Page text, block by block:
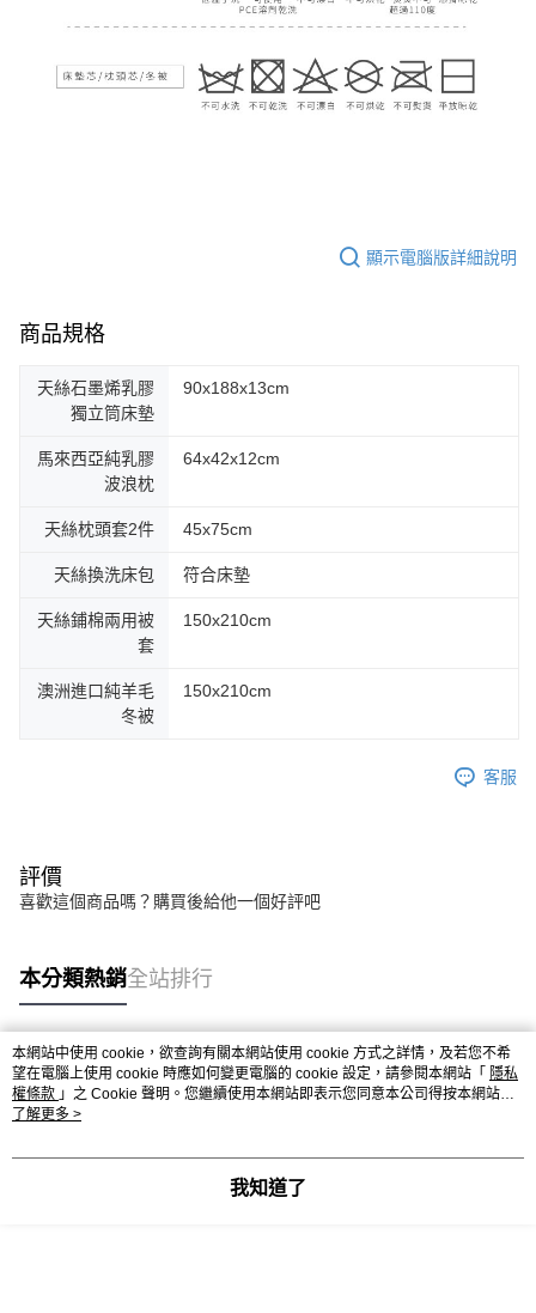
顯示電腦版詳細說明
商品規格
天絲石墨烯乳膠
獨立筒床墊
90x188x13cm
馬來西亞純乳膠
波浪枕
64x42x12cm
天絲枕頭套2件 45x75cm
天絲換洗床包 符合床墊
天絲鋪棉兩用被
套
150x210cm
澳洲進口純羊毛
冬被
150x210cm
客服
評價
喜歡這個商品嗎？購買後給他一個好評吧
本分類熱銷全站排行
熱門標籤
本網站中使用 cookie，欲查詢有關本網站使用 cookie 方式之詳情，及若您不希
望在電腦上使用 cookie 時應如何變更電腦的 cookie 設定，請參閱本網站「 隱私
權條款 」之 Cookie 聲明。您繼續使用本網站即表示您同意本公司得按本網站使
用條款之 Cookie 聲明使用 cookie。
了解更多 >
我知道了